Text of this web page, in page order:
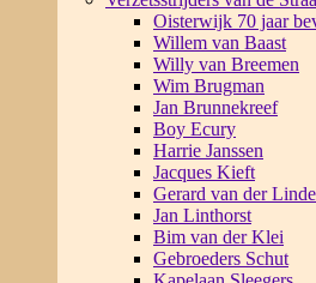
Oisterwijk 70 jaar
Willem van Baast
Willy van Breemen
Wim Brugman
Jan Brunnekreef
Boy Ecury
Harrie Janssen
Jacques Kieft
Gerard van der
Jan Linthorst
Bim van der Klei
Gebroeders Schut